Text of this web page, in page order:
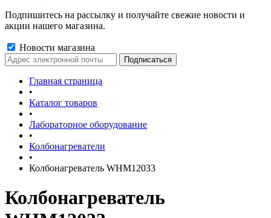
Подпишитесь на рассылку и получайте свежие новости и
акции нашего магазина.
Новости магазина
Главная страница
•
Каталог товаров
•
Лабораторное оборудование
•
Колбонагреватели
•
Колбонагреватель WHM12033
Колбонагреватель